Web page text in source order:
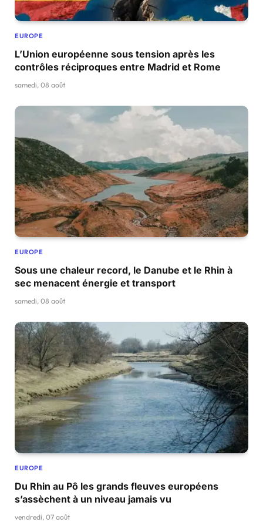
EUROPE
L’Union européenne sous tension après les
contrôles réciproques entre Madrid et Rome
samedi, 08 août
EUROPE
Sous une chaleur record, le Danube et le Rhin à
sec menacent énergie et transport
samedi, 08 août
EUROPE
Du Rhin au Pô les grands fleuves européens
s’assèchent à un niveau jamais vu
vendredi, 07 août